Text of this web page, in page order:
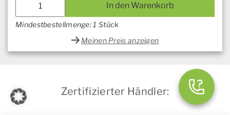
In den Warenkorb
Mindestbestellmenge: 1 Stück
Meinen Preis anzeigen
Zertifizierter Händler: